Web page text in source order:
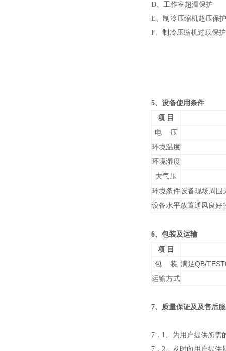
D、 工作室超温保护
E、 制冷压缩机超压保护
F、 制冷压缩机过载保护
5、设备使用条件
项 目
电 压
环境温度
环境湿度
大气压
环境条件设备现场周围
设备水平放置通风良好
6、包装及运输
项 目
包 装 满足QB/
运输方式
7、质量保证及及售后
7． 1、为用户提供所需
7． 2、及时向用户提供